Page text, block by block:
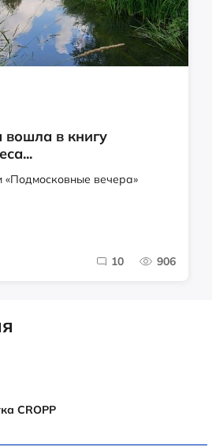
вошла в книгу
«Подмосковные вечера»
10 906
CROPP